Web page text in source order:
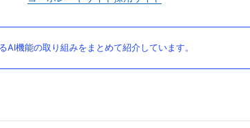
機能の取り組みをまとめて紹介しています。